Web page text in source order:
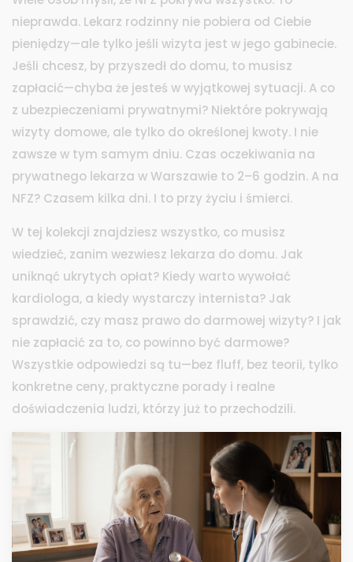
nieprawda. Lekarz rodzinny nie pobiera od Ciebie
pieniędzy—ale tylko jeśli wizyta jest w jego gabinecie.
Jeśli chcesz, by przyszedł do domu, to musisz
zapłacić—chyba że jesteś w wyjątkowej sytuacji. A co
z ubezpieczeniami prywatnymi? Niektóre pokrywają
wizyty domowe, ale tylko do określonej kwoty. I nie
zawsze w tym samym dniu. Czas oczekiwania na
prywatnego lekarza w Warszawie to 2–6 godzin. A na
NFZ? Czasem kilka dni. I to przy życiu i śmierci.
W tej kolekcji znajdziesz wszystko, co musisz
wiedzieć, zanim wezwiesz lekarza do domu. Jak
uniknąć ukrytych opłat? Kiedy warto wywołać
kardiologa, a kiedy wystarczy internista? Jak
sprawdzić, czy masz prawo do darmowej wizyty? I jak
nie zapłacić za to, co powinno być darmowe?
Wszystkie odpowiedzi są tu—bez fluff, bez teorii, tylko
konkretne ceny, praktyczne porady i realne
doświadczenia ludzi, którzy już to przechodzili.